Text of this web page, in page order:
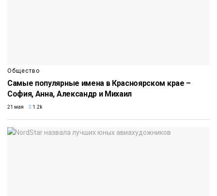
Общество
Самые популярные имена в Красноярском крае –
София, Анна, Александр и Михаил
21 мая 1.2k